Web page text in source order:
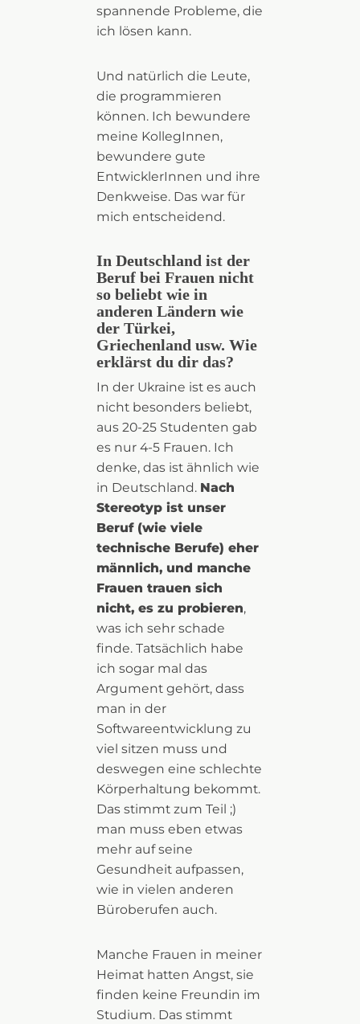
spannende Probleme, die
ich lösen kann.
Und natürlich die Leute,
die programmieren
können. Ich bewundere
meine KollegInnen,
bewundere gute
EntwicklerInnen und ihre
Denkweise. Das war für
mich entscheidend.
In Deutschland ist der
Beruf bei Frauen nicht
so beliebt wie in
anderen Ländern wie
der Türkei,
Griechenland usw. Wie
erklärst du dir das?
In der Ukraine ist es auch
nicht besonders beliebt,
aus 20-25 Studenten gab
es nur 4-5 Frauen. Ich
denke, das ist ähnlich wie
in Deutschland. Nach
Stereotyp ist unser
Beruf (wie viele
technische Berufe) eher
männlich, und manche
Frauen trauen sich
nicht, es zu probieren,
was ich sehr schade
finde. Tatsächlich habe
ich sogar mal das
Argument gehört, dass
man in der
Softwareentwicklung zu
viel sitzen muss und
deswegen eine schlechte
Körperhaltung bekommt.
Das stimmt zum Teil ;)
man muss eben etwas
mehr auf seine
Gesundheit aufpassen,
wie in vielen anderen
Büroberufen auch.
Manche Frauen in meiner
Heimat hatten Angst, sie
finden keine Freundin im
Studium. Das stimmt